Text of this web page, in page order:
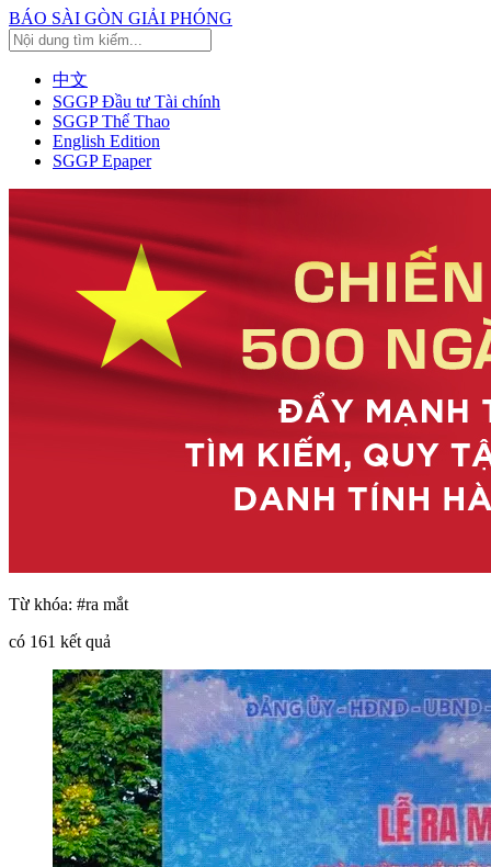
BÁO SÀI GÒN GIẢI PHÓNG
中文
SGGP Đầu tư Tài chính
SGGP Thể Thao
English Edition
SGGP Epaper
Từ khóa: #ra mắt
có 161 kết quả